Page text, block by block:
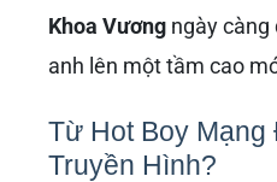
Khoa Vương ngày càng
anh lên một tầm cao
Từ Hot Boy Mạng
Truyền Hình?